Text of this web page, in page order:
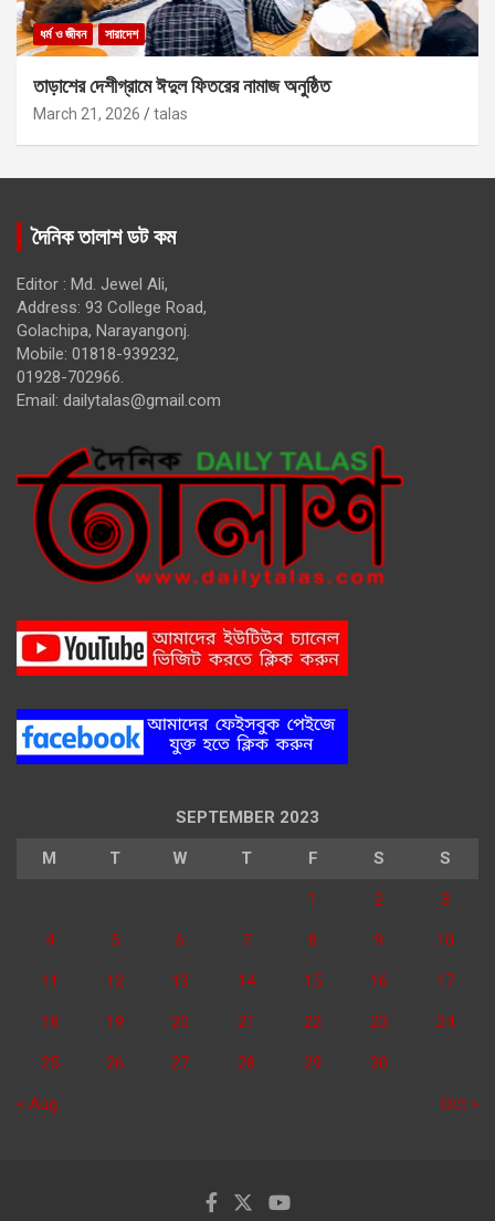
ধর্ম ও জীবন সারাদেশ
তাড়াশের দেশীগ্রামে ঈদুল ফিতরের নামাজ অনুষ্ঠিত
March 21, 2026 talas
দৈনিক তালাশ ডট কম
Editor : Md. Jewel Ali,
Address: 93 College Road,
Golachipa, Narayangonj.
Mobile: 01818-939232,
01928-702966.
Email: dailytalas@gmail.com
SEPTEMBER 2023
M T W T F S S
1 2 3
4 5 6 7 8 9 10
11 12 13 14 15 16 17
18 19 20 21 22 23 24
25 26 27 28 29 30
« Aug Oct »